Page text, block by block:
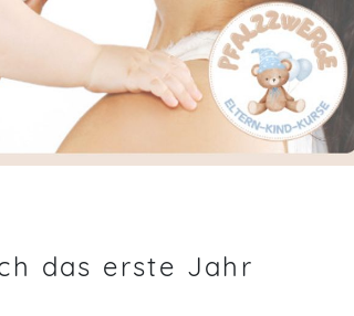
das erste Jahr